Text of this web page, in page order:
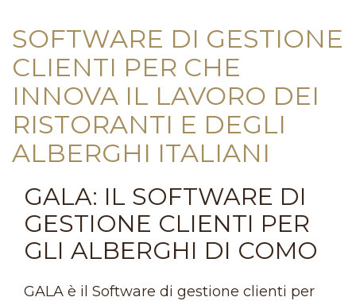
SOFTWARE DI GESTIONE
CLIENTI PER CHE
INNOVA IL LAVORO DEI
RISTORANTI E DEGLI
ALBERGHI ITALIANI
GALA: IL SOFTWARE DI
GESTIONE CLIENTI PER
GLI ALBERGHI DI COMO
GALA è il Software di gestione clienti per